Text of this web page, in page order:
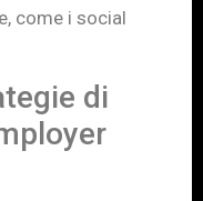
come i social
di